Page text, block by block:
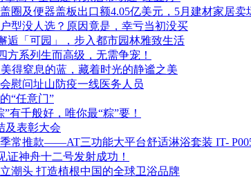
圈及便器盖板出口额4.05亿美元，5月建材家居卖
型没人选？原因竟是，幸亏当初没买
逅「可园」，步入都市园林雅致生活
方系列生而高级，无需争宠！
得窒息的蓝，藏着时光的静谧之美
慰问址山防疫一线医务人员
“任意门”
有千般好，唯你最“粽”要！
及表彰大会
常推款——AT三功能大平台舒适淋浴套装 IT-
证神舟十二号发射成功！
潮头 打造植根中国的全球卫浴品牌